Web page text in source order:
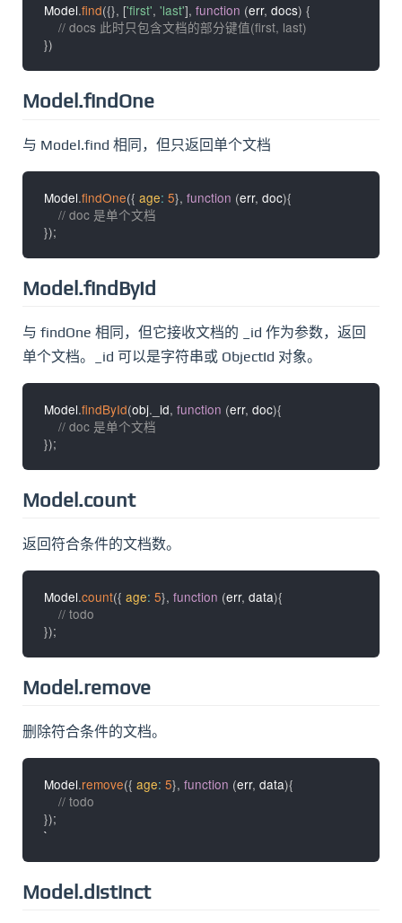
Model.find({}, ['first', 'last'], function (err, docs) {
// docs 此时只包含文档的部分键值(first, last)
})
Model.findOne
与 Model.find 相同，但只返回单个文档
Model.findOne({ age: 5}, function (err, doc){
// doc 是单个文档
});
Model.findById
与 findOne 相同，但它接收文档的 _id 作为参数，返回
单个文档。_id 可以是字符串或 ObjectId 对象。
Model.findById(obj. _id, function (err, doc){
// doc 是单个文档
});
Model.count
返回符合条件的文档数。
Model.count({ age: 5}, function (err, data){
// todo
});
Model.remove
删除符合条件的文档。
Model.remove({ age: 5}, function (err, data){
// todo
});
Model.distinct